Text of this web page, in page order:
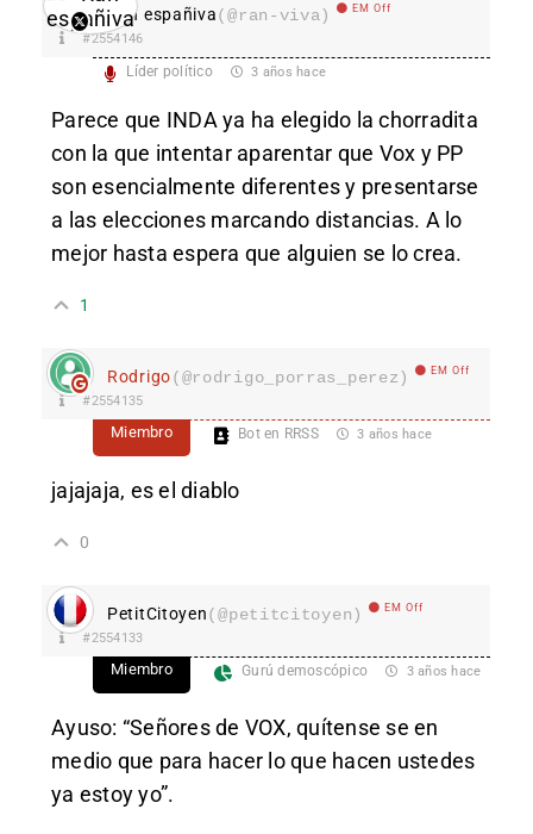
Ran españiva(@ran-viva) EM Off
#2554146
Líder político 3 años hace
Parece que INDA ya ha elegido la chorradita
con la que intentar aparentar que Vox y PP
son esencialmente diferentes y presentarse
a las elecciones marcando distancias. A lo
mejor hasta espera que alguien se lo crea.
1
Rodrigo(@rodrigo_porras_perez) EM Off
#2554135
Miembro Bot en RRSS 3 años hace
jajajaja, es el diablo
0
PetitCitoyen(@petitcitoyen) EM Off
#2554133
Miembro Gurú demoscópico 3 años hace
Ayuso: “Señores de VOX, quítense se en
medio que para hacer lo que hacen ustedes
ya estoy yo”.